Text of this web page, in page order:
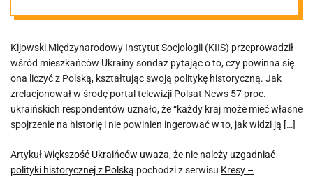
uzgadniać
polityki
historycznej z
Polską
Kijowski Międzynarodowy Instytut Socjologii (KIIS) przeprowadził
wśród mieszkańców Ukrainy sondaż pytając o to, czy powinna się
ona liczyć z Polską, kształtując swoją politykę historyczną. Jak
zrelacjonował w środę portal telewizji Polsat News 57 proc.
ukraińskich respondentów uznało, że “każdy kraj może mieć własne
spojrzenie na historię i nie powinien ingerować w to, jak widzi ją […]
ArtykułWiększość Ukraińców uważa, że nie należy uzgadniać
polityki historycznej z Polską pochodzi z serwisu Kresy –